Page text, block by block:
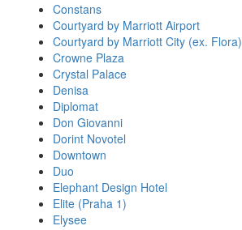
Constans
Courtyard by Marriott Airport
Courtyard by Marriott City (ex. Flora)
Crowne Plaza
Crystal Palace
Denisa
Diplomat
Don Giovanni
Dorint Novotel
Downtown
Duo
Elephant Design Hotel
Elite (Praha 1)
Elysee